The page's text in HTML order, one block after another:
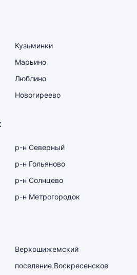
Кузьминки
Марьино
Люблино
Новогиреево
р-н Северный
р-н Гольяново
р-н Солнцево
р-н Метрогородок
Верхошижемский
поселение Воскресенское